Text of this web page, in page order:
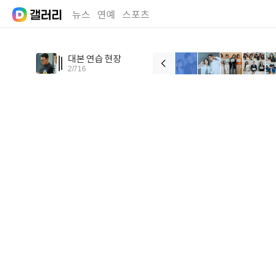
뉴스 연예 스포츠
대본 연습 현장
2/716